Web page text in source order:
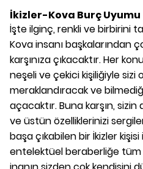
İkizler-Kova Burç Uyumu
İşte ilginç, renkli ve birbirini
Kova insanı başkalarından
karşınıza çıkacaktır. Her
neşeli ve çekici kişiliğiyle sizi
meraklandıracak ve
açacaktır. Buna karşın, sizin
ve üstün özelliklerinizi
başa çıkabilen bir İkizler
entelektüel beraberliğe tüm